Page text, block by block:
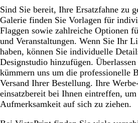
Sind Sie bereit, Ihre Ersatzfahne zu
Galerie finden Sie Vorlagen für
Flaggen sowie zahlreiche Optionen
und Veranstaltungen. Wenn Sie Ihr
haben, können Sie individuelle
Designstudio hinzufügen.
kümmern uns um die professionelle
Versand Ihrer Bestellung. Ihre
einsatzbereit bei Ihnen eintreffen,
Aufmerksamkeit auf sich zu ziehen.